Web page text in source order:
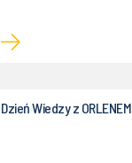
Dzień Wiedzy z ORLENEM